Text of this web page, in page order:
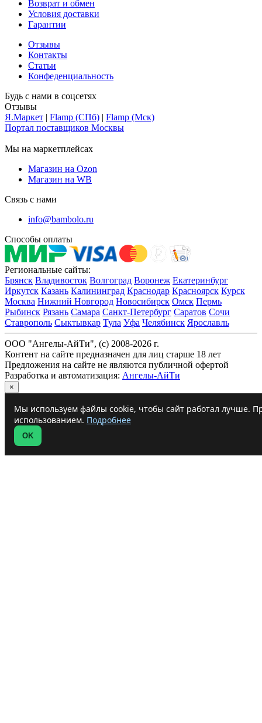
Возврат и обмен
Условия доставки
Гарантии
Отзывы
Контакты
Статьи
Конфеденциальность
Будь с нами в соцсетях
Отзывы
Я.Маркет | Flamp (СПб) | Flamp (Мск)
Портал поставщиков Москвы
Мы на маркетплейсах
Магазин на Ozon
Магазин на WB
Связь с нами
info@bambolo.ru
Способы оплаты
Региональные сайты:
Брянск Владивосток Волгоград Воронеж Екатеринбург
Иркутск Казань Калининград Краснодар Красноярск Курск
Москва Нижний Новгород Новосибирск Омск Пермь
Рыбинск Рязань Самара Санкт-Петербург Саратов Сочи
Ставрополь Сыктывкар Тула Уфа Челябинск Ярославль
ООО "Ангелы-АйТи", (c) 2008-2026 г.
Контент на сайте предназначен для лиц старше 18 лет
Предложения на сайте не являются публичной офертой
Разработка и автоматизация: Ангелы-АйТи
×
Мы используем файлы cookie, чтобы сайт работал лучше.
использованием. Подробнее
OK